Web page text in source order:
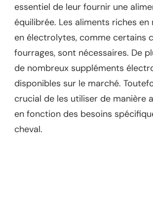
essentiel de leur fournir une
équilibrée. Les aliments riches en
en électrolytes, comme certains
fourrages, sont nécessaires. De
de nombreux suppléments
disponibles sur le marché.
crucial de les utiliser de manière
en fonction des besoins
cheval.